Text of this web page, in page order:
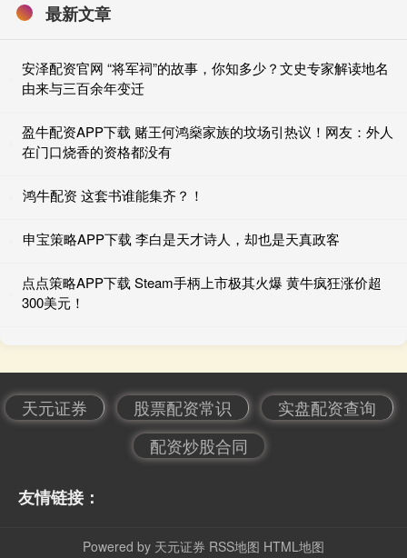
最新文章
安泽配资官网 “将军祠”的故事，你知多少？文史专家解读地名
由来与三百余年变迁
盈牛配资APP下载 赌王何鸿燊家族的坟场引热议！网友：外人
在门口烧香的资格都没有
鸿牛配资 这套书谁能集齐？！
申宝策略APP下载 李白是天才诗人，却也是天真政客
点点策略APP下载 Steam手柄上市极其火爆 黄牛疯狂涨价超
300美元！
天元证券 股票配资常识
实盘配资查询
配资炒股合同
友情链接：
Powered by 天元证券 RSS地图 HTML地图